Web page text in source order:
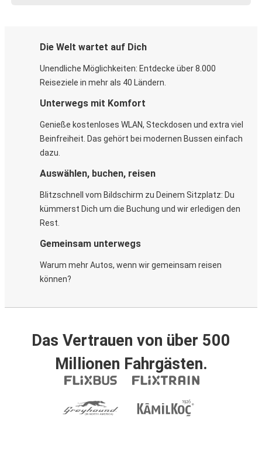
Die Welt wartet auf Dich
Unendliche Möglichkeiten: Entdecke über 8.000
Reiseziele in mehr als 40 Ländern.
Unterwegs mit Komfort
Genieße kostenloses WLAN, Steckdosen und extra viel
Beinfreiheit. Das gehört bei modernen Bussen einfach
dazu.
Auswählen, buchen, reisen
Blitzschnell vom Bildschirm zu Deinem Sitzplatz: Du
kümmerst Dich um die Buchung und wir erledigen den
Rest.
Gemeinsam unterwegs
Warum mehr Autos, wenn wir gemeinsam reisen
können?
Das Vertrauen von über 500
Millionen Fahrgästen.